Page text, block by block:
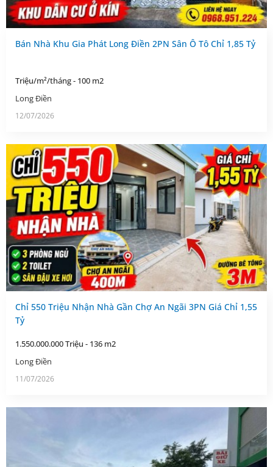
Bán Nhà Khu Gia Phát Long Điền 2PN Sân Ô Tô Chỉ 1,85 Tỷ
Triệu/m²/tháng - 100 m2
Long Điền
12/07/2026
Chỉ 550 Triệu Nhận Nhà Gần Chợ An Ngãi 3PN Giá Chỉ 1,55
Tỷ
1.550.000.000 Triệu - 136 m2
Long Điền
11/07/2026